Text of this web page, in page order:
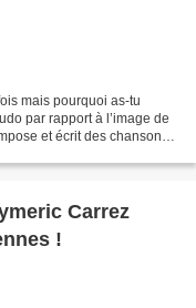
mais pourquoi as-tu
par rapport à l’image de
et écrit des chansons.
Carrez
!